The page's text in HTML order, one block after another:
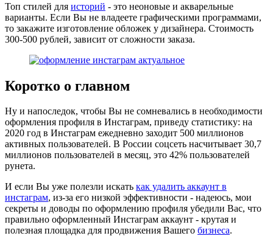
Топ стилей для историй - это неоновые и акварельные
варианты. Если Вы не владеете графическими программами,
то закажите изготовление обложек у дизайнера. Стоимость
300-500 рублей, зависит от сложности заказа.
Коротко о главном
Ну и напоследок, чтобы Вы не сомневались в необходимости
оформления профиля в Инстаграм, приведу статистику: на
2020 год в Инстаграм ежедневно заходит 500 миллионов
активных пользователей. В России соцсеть насчитывает 30,7
миллионов пользователей в месяц, это 42% пользователей
рунета.
И если Вы уже полезли искать как удалить аккаунт в
инстаграм, из-за его низкой эффективности - надеюсь, мои
секреты и доводы по оформлению профиля убедили Вас, что
правильно оформленный Инстаграм аккаунт - крутая и
полезная площадка для продвижения Вашего бизнеса.